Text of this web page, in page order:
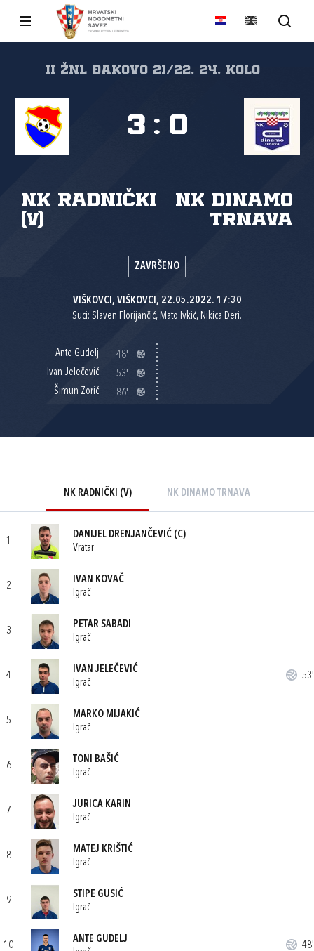
II ŽNL Đakovo 21/22, 24. kolo
NK Radnički
(V)
NK Dinamo
Trnava
3 : 0
ZAVRŠENO
VIŠKOVCI, VIŠKOVCI, 22.05.2022. 17:30
Suci: Slaven Florijančić, Mato Ivkić, Nikica Deri.
Ante Gudelj
48'
Ivan Jelečević
53'
Šimun Zorić
86'
NK RADNIČKI (V) NK DINAMO TRNAVA
1
DANIJEL DRENJANČEVIĆ (C)
Vratar
2
IVAN KOVAČ
Igrač
3
PETAR SABADI
Igrač
4
IVAN JELEČEVIĆ
Igrač
53'
5
MARKO MIJAKIĆ
Igrač
6
TONI BAŠIĆ
Igrač
7
JURICA KARIN
Igrač
8
MATEJ KRIŠTIĆ
Igrač
9
STIPE GUSIĆ
Igrač
10
ANTE GUDELJ
48'